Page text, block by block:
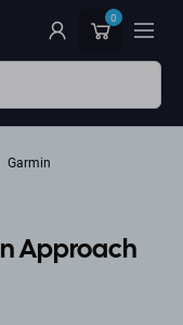
0
Garmin
Approach